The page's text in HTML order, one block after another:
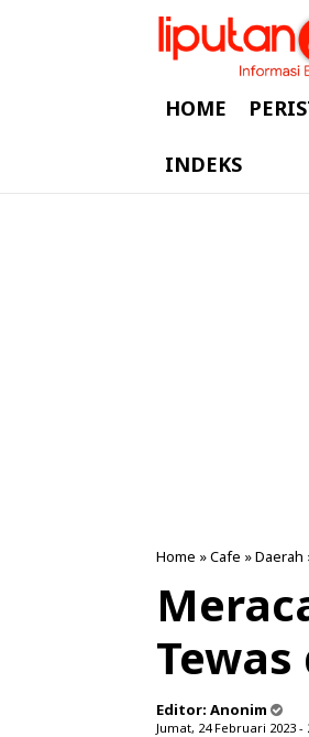
HOME
INDEKS
Home »Cafe »Daerah
Tewas
Editor: Anonim
Jumat, 24 Februari 2023 -